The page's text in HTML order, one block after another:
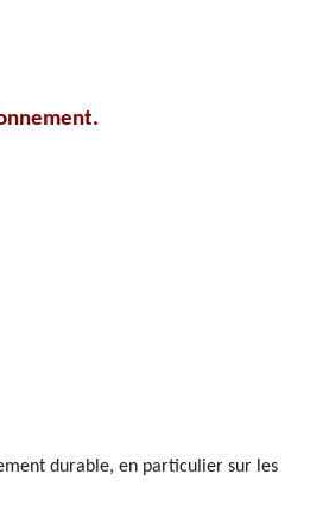
durable, en particulier sur les